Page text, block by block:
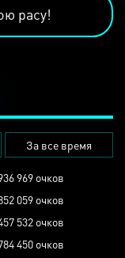
расу!
За все время
969 очков
059 очков
532 очков
450 очков